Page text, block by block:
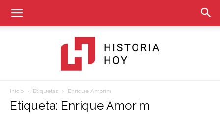
Historia
Inicio Etiquetas Enrique Amorim
Etiqueta: Enrique Amorim